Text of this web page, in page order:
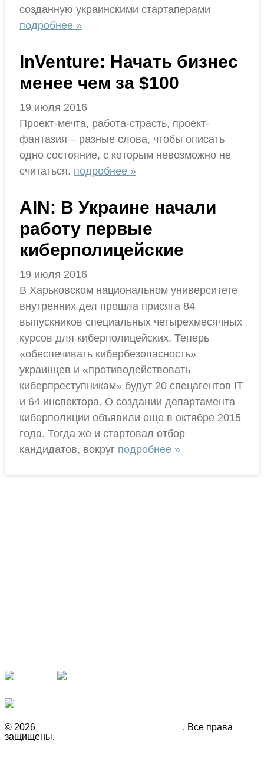
созданную украинскими стартаперами
подробнее »
InVenture: Начать бизнес
менее чем за $100
19 июля 2016
Проект-мечта, работа-страсть, проект-
фантазия – разные слова, чтобы описать
одно состояние, с которым невозможно не
считаться. подробнее »
AIN: В Украине начали
работу первые
киберполицейские
19 июля 2016
В Харьковском национальном университете
внутренних дел прошла присяга 84
выпускников специальных четырехмесячных
курсов для киберполицейских. Теперь
«обеспечивать кибербезопасность»
украинцев и «противодействовать
киберпреступникам» будут 20 спецагентов IT
и 64 инспектора. О создании департамента
киберполиции объявили еще в октябре 2015
года. Тогда же и стартовал отбор
кандидатов, вокруг подробнее »
© 2026
. Все права
защищены.